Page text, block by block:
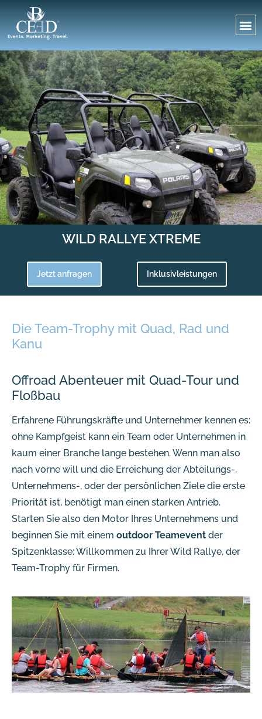
WILD RALLYE XTREME
Jetzt anfragen Inklusivleistungen
Die Team-Trophy mit Quad, Rad und
Kanu
Offroad Abenteuer mit Quad-Tour und
Floßbau
Erfahrene Führungskräfte und Unternehmer kennen es:
ohne Kampfgeist kann ein Team oder Unternehmen in
kaum einer Branche lange bestehen. Wenn man also
nach vorne will und die Erreichung der Abteilungs-,
Unternehmens-, oder der persönlichen Ziele die erste
Priorität ist, benötigt man einen starken Antrieb.
Starten Sie also den Motor Ihres Unternehmens und
beginnen Sie mit einem outdoor Teamevent der
Spitzenklasse: Willkommen zu Ihrer Wild Rallye, der
Team-Trophy für Firmen.